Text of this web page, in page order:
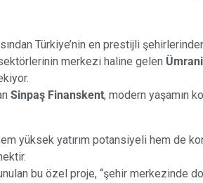
Türkiye’nin en prestijli
merkezi haline gelen
Sinpaş Finanskent, modern yaşamın
yüksek yatırım potansiyeli hem de
bu özel proje, “şehir merkezinde